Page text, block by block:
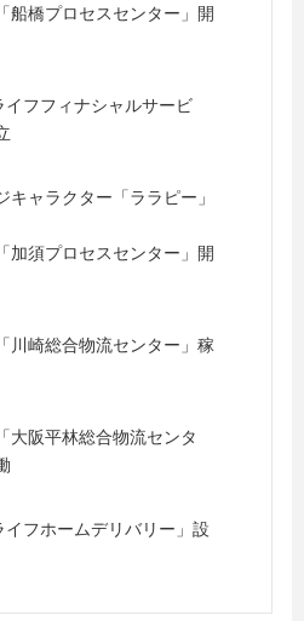
船橋プロセスセンター」開
イフフィナシャルサービ
キャラクター「ララピー」
加須プロセスセンター」開
川崎総合物流センター」稼
大阪平林総合物流センタ
イフホームデリバリー」設